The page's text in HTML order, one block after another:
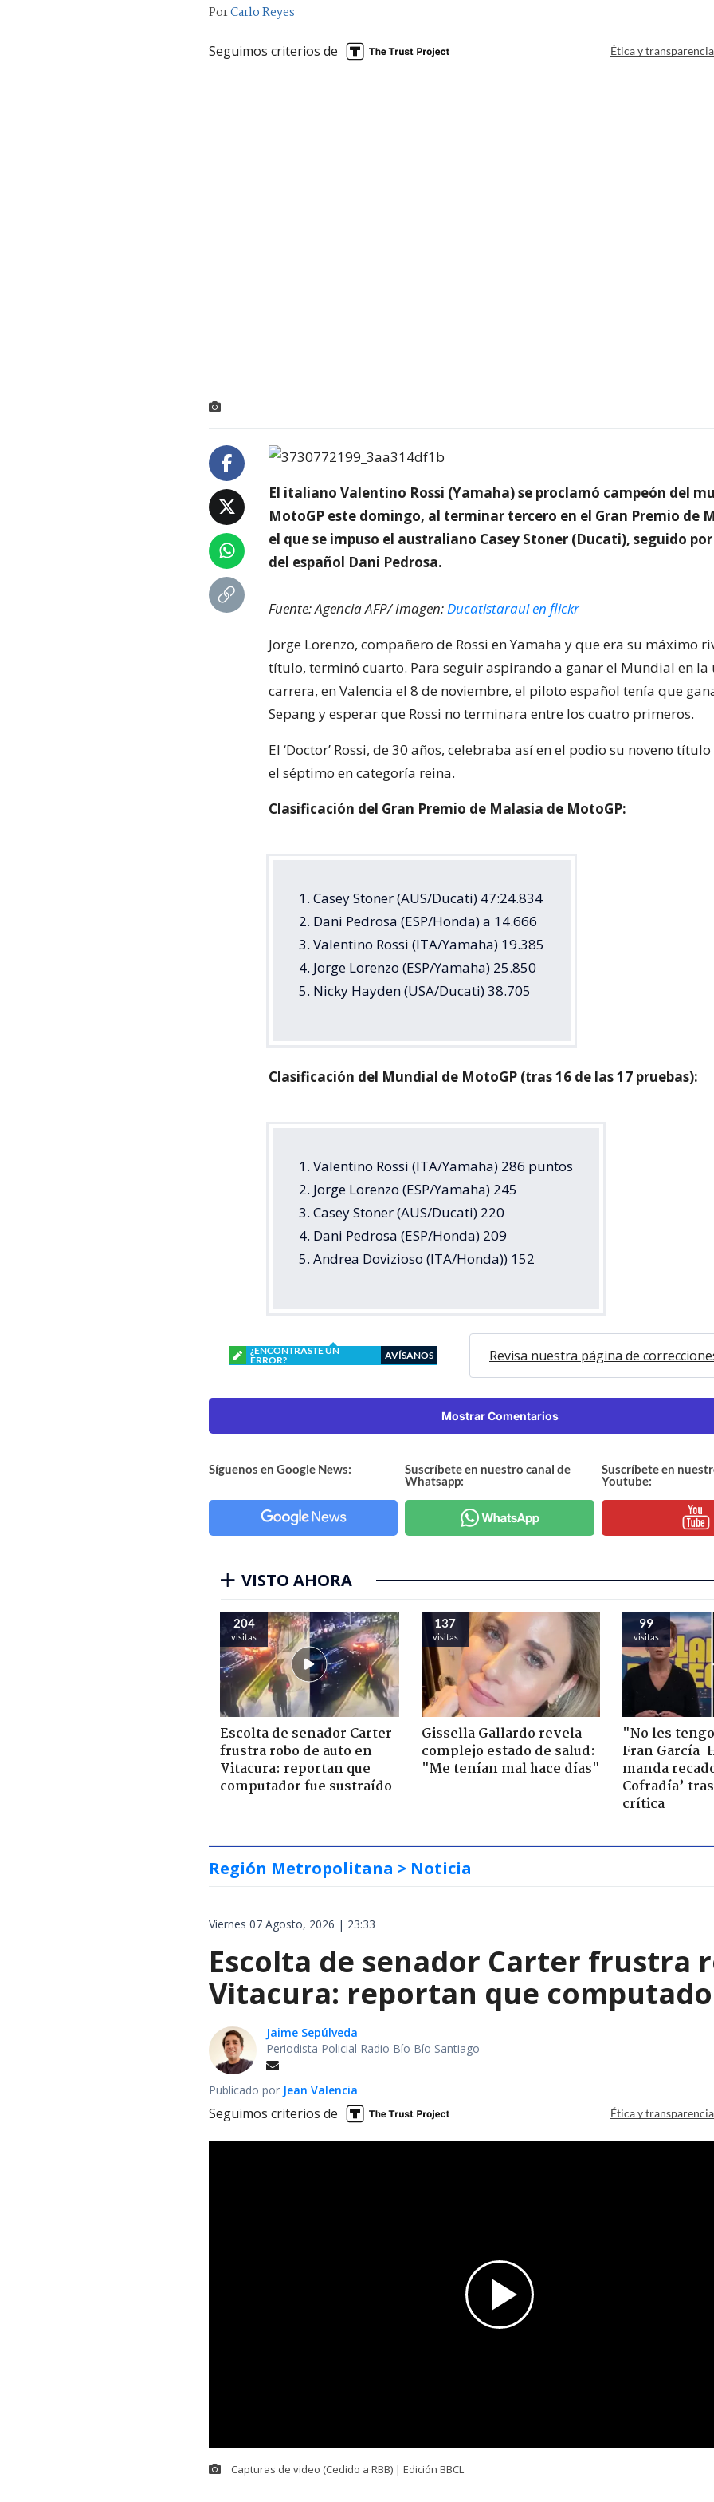
PorCarlo Reyes
Seguimos criterios de Ética y
El italiano Valentino Rossi (Yamaha) se proclamó campeón del
MotoGP este domingo, al terminar tercero en el Gran Premio de
el que se impuso el australiano Casey Stoner (Ducati), seguido
del español Dani Pedrosa.
Fuente: Agencia AFP/ Imagen: Ducatistaraul en flickr
Jorge Lorenzo, compañero de Rossi en Yamaha y que era su máximo
título, terminó cuarto. Para seguir aspirando a ganar el Mundial en
carrera, en Valencia el 8 de noviembre, el piloto español tenía que
Sepang y esperar que Rossi no terminara entre los cuatro primeros.
El ‘Doctor’ Rossi, de 30 años, celebraba así en el podio su noveno
el séptimo en categoría reina.
Clasificación del Gran Premio de Malasia de MotoGP:
1. Casey Stoner (AUS/Ducati) 47:24.834
2. Dani Pedrosa (ESP/Honda) a 14.666
3. Valentino Rossi (ITA/Yamaha) 19.385
4. Jorge Lorenzo (ESP/Yamaha) 25.850
5. Nicky Hayden (USA/Ducati) 38.705
Clasificación del Mundial de MotoGP (tras 16 de las 17 pruebas):
1. Valentino Rossi (ITA/Yamaha) 286 puntos
2. Jorge Lorenzo (ESP/Yamaha) 245
3. Casey Stoner (AUS/Ducati) 220
4. Dani Pedrosa (ESP/Honda) 209
5. Andrea Dovizioso (ITA/Honda)) 152
¿ENCONTRASTE UN
ERROR?
AVÍSANOS Revisa nuestra página de
Mostrar Comentarios
Síguenos en Google News:
Suscríbete en nuestro canal de
Whatsapp:
Suscríbete en
Youtube:
VISTO AHORA
204
visitas
Escolta de senador Carter
frustra robo de auto en
Vitacura: reportan que
computador fue sustraído
137
visitas
Gissella Gallardo revela
complejo estado de salud:
"Me tenían mal hace días"
99
visitas
"No les
Fran García-
manda
Cofradía’
crítica
Región Metropolitana > Noticia
Viernes 07 Agosto, 2026 | 23:33
Escolta de senador Carter frustra
Vitacura: reportan que
Jaime Sepúlveda
Periodista Policial Radio Bío Bío Santiago
Publicado por Jean Valencia
Seguimos criterios de Ética y
Capturas de video (Cedido a RBB) | Edición BBCL